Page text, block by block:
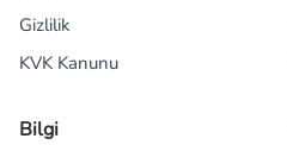
Gizlilik
KVK Kanunu
Bilgi